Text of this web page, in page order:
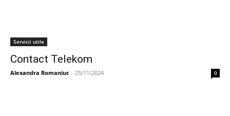
Servicii utile
Contact Telekom
Alexandra Romaniuc - 25/11/2024 0